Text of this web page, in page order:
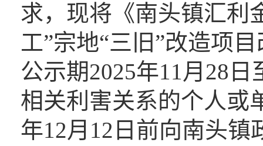
求，现将《南头镇汇利
工”宗地“三旧”改造项
公示期2025年11月28
相关利害关系的个人或
年12月12日前向南头